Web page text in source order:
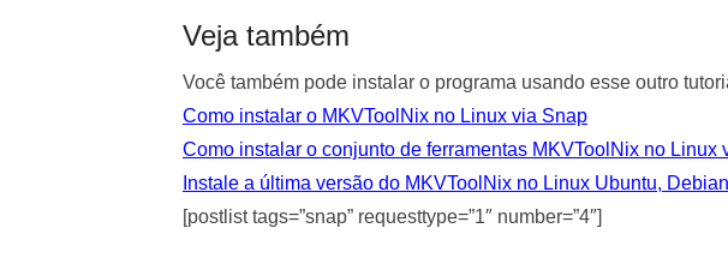
Veja também
Você também pode instalar o programa usando esse outro
Como instalar o MKVToolNix no Linux via Snap
Como instalar o conjunto de ferramentas MKVToolNix no Linux
Instale a última versão do MKVToolNix no Linux Ubuntu,
[postlist tags=”snap” requesttype=”1″ number=”4″]